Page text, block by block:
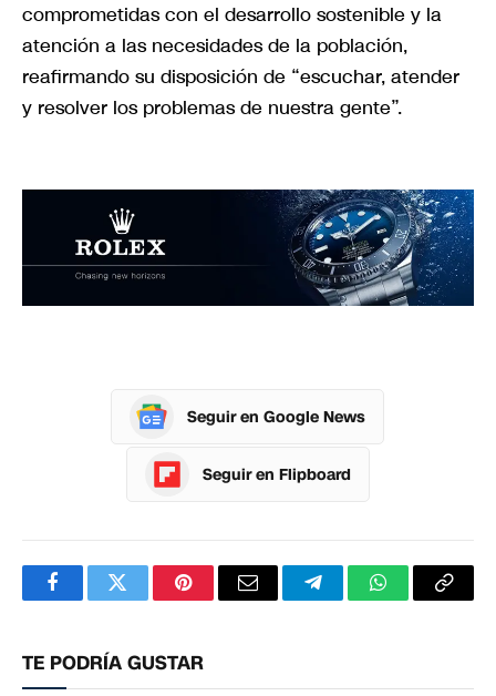
comprometidas con el desarrollo sostenible y la
atención a las necesidades de la población,
reafirmando su disposición de “escuchar, atender
y resolver los problemas de nuestra gente”.
Seguir en Google News
Seguir en Flipboard
FacebookTwitterPinterestCorreoTelegramWhatsApp
TE PODRÍA GUSTAR